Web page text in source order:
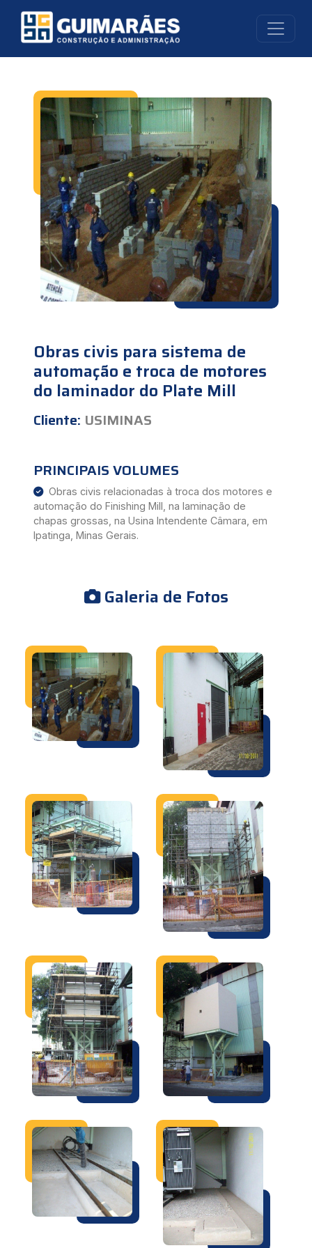
Obras civis para sistema de
automação e troca de motores
do laminador do Plate Mill
Cliente: USIMINAS
PRINCIPAIS VOLUMES
Obras civis relacionadas à troca dos motores e
automação do Finishing Mill, na laminação de
chapas grossas, na Usina Intendente Câmara, em
Ipatinga, Minas Gerais.
Galeria de Fotos